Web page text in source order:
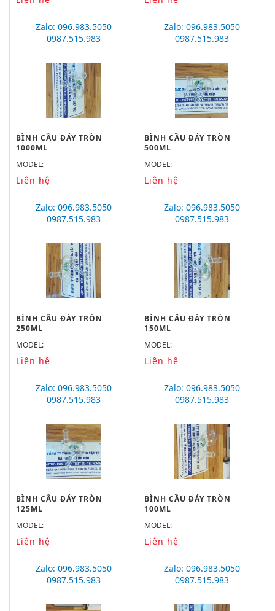
Zalo: 096.983.5050
0987.515.983
BÌNH CẦU ĐÁY TRÒN
1000ML
MODEL:
Liên hệ
Zalo: 096.983.5050
0987.515.983
BÌNH CẦU ĐÁY TRÒN
500ML
MODEL:
Liên hệ
Zalo: 096.983.5050
0987.515.983
BÌNH CẦU ĐÁY TRÒN
250ML
MODEL:
Liên hệ
Zalo: 096.983.5050
0987.515.983
BÌNH CẦU ĐÁY TRÒN
150ML
MODEL:
Liên hệ
Zalo: 096.983.5050
0987.515.983
BÌNH CẦU ĐÁY TRÒN
125ML
MODEL:
Liên hệ
Zalo: 096.983.5050
0987.515.983
BÌNH CẦU ĐÁY TRÒN
100ML
MODEL:
Liên hệ
Zalo: 096.983.5050
0987.515.983
Zalo: 096.983.5050
0987.515.983